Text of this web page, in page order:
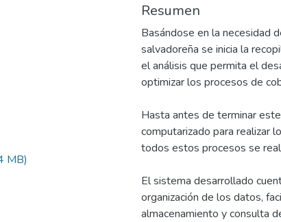
MB)
Resumen
Basándose en la necesidad
salvadoreña se inicia la
el análisis que permita el
optimizar los procesos de
Hasta antes de terminar
computarizado para realizar
todos estos procesos se
El sistema desarrollado
organización de los datos,
almacenamiento y consulta